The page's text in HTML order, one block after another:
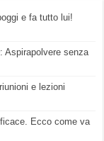
e fa tutto lui!
Aspirapolvere senza
e lezioni
Ecco come va